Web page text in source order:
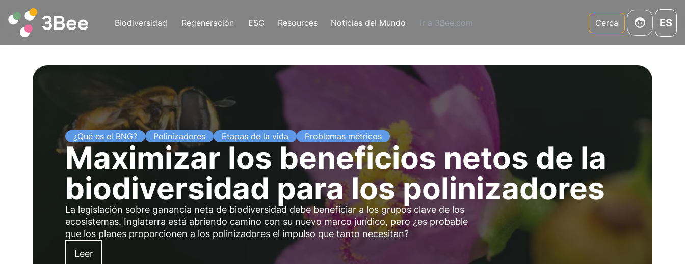
Biodiversidad Regeneración ESG Resources Noticias del Mundo Ir a 3Bee.com Cerca ES
¿Qué es el BNG? Polinizadores Etapas de la vida Problemas métricos
Maximizar los beneficios netos de la
biodiversidad para los polinizadores
La legislación sobre ganancia neta de biodiversidad debe beneficiar a los grupos clave de los
ecosistemas. Inglaterra está abriendo camino con su nuevo marco jurídico, pero ¿es probable
que los planes proporcionen a los polinizadores el impulso que tanto necesitan?
Leer